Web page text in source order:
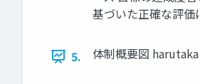
基づいた正確な評価
5. 体制概要図